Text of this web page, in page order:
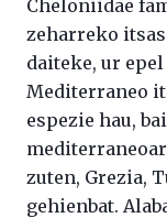
Cheloniidae
zeharreko
daiteke, ur
Mediterraneo
espezie hau,
zuten, Grezia,
gehienbat.